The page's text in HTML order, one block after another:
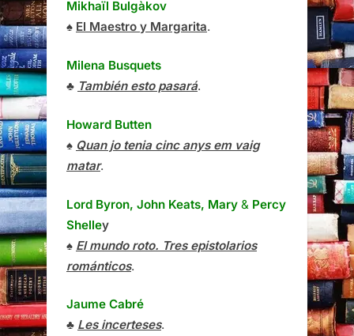
Mikhaïl Bulgàkov
♠ El Maestro y Margarita.
Milena Busquets
♣ También esto pasará.
Howard Butten
♠ Quan jo tenia cinc anys em vaig
matar.
Lord Byron, John Keats, Mary & Percy
Shelley
♠ El mundo roto. Tres epistolarios
románticos.
Jaume Cabré
♣ Les incerteses.